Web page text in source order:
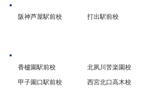
阪神芦屋駅前校 打出駅前校
香櫨園駅前校
甲子園口駅前校
北夙川苦楽園校
西宮北口高木校